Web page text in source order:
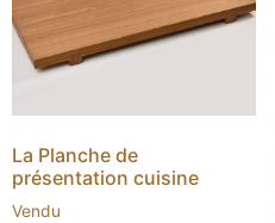
La Planche de
présentation cuisine
Vendu